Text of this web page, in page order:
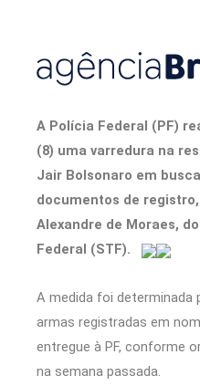
A Polícia Federal (PF)
(8) uma varredura na
Jair Bolsonaro em
documentos de
Alexandre de Moraes,
Federal (STF).
A medida foi determinada
armas registradas em
entregue à PF, conforme
na semana passada.